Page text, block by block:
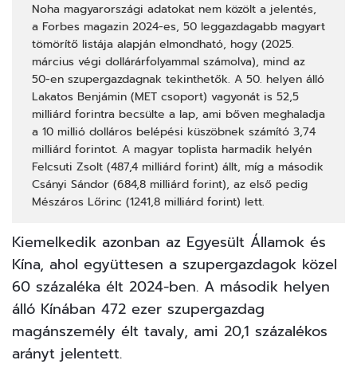
Noha magyarországi adatokat nem közölt a jelentés,
a Forbes magazin 2024-es, 50 leggazdagabb magyart
tömörítő listája alapján elmondható, hogy (2025.
március végi dollárárfolyammal számolva), mind az
50-en szupergazdagnak tekinthetők. A 50. helyen álló
Lakatos Benjámin (MET csoport) vagyonát is 52,5
milliárd forintra becsülte a lap, ami bőven meghaladja
a 10 millió dolláros belépési küszöbnek számító 3,74
milliárd forintot. A magyar toplista harmadik helyén
Felcsuti Zsolt (487,4 milliárd forint) állt, míg a második
Csányi Sándor (684,8 milliárd forint), az első pedig
Mészáros Lőrinc (1241,8 milliárd forint) lett.
Kiemelkedik azonban az Egyesült Államok és
Kína, ahol együttesen a szupergazdagok közel
60 százaléka élt 2024-ben. A második helyen
álló Kínában 472 ezer szupergazdag
magánszemély élt tavaly, ami 20,1 százalékos
arányt jelentett.